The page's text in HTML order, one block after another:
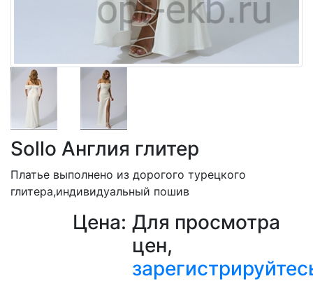
Sollo Англия глитер
Платье выполнено из дорогого турецкого
глитера,индивидуальный пошив
Цена: Для просмотра
цен,